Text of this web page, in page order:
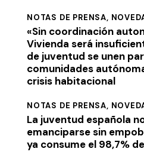
NOTAS DE PRENSA,
«Sin coordinación
Vivienda será
de juventud se unen
comunidades
crisis habitacional
NOTAS DE PRENSA,
La juventud española
emanciparse sin
ya consume el 98,7%